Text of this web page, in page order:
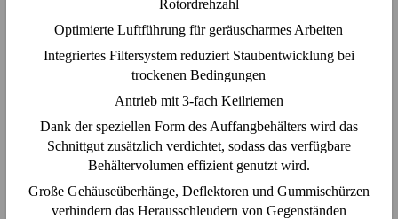
Rotordrehzahl
Optimierte Luftführung für geräuscharmes Arbeiten
Integriertes Filtersystem reduziert Staubentwicklung bei
trockenen Bedingungen
Antrieb mit 3-fach Keilriemen
Dank der speziellen Form des Auffangbehälters wird das
Schnittgut zusätzlich verdichtet, sodass das verfügbare
Behältervolumen effizient genutzt wird.
Große Gehäuseüberhänge, Deflektoren und Gummischürzen
verhindern das Herausschleudern von Gegenständen